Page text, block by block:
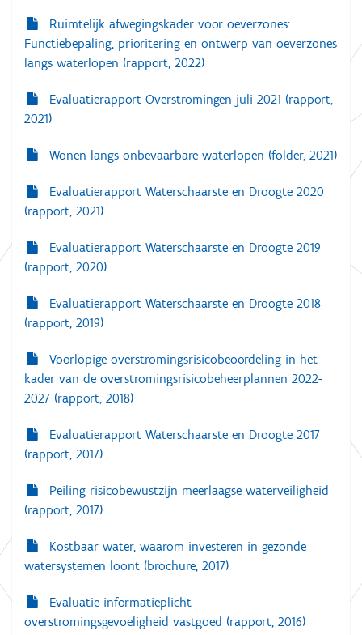
Ruimtelijk afwegingskader voor oeverzones:
Functiebepaling, prioritering en ontwerp van oeverzones
langs waterlopen (rapport, 2022)
Evaluatierapport Overstromingen juli 2021 (rapport,
2021)
Wonen langs onbevaarbare waterlopen (folder, 2021)
Evaluatierapport Waterschaarste en Droogte 2020
(rapport, 2021)
Evaluatierapport Waterschaarste en Droogte 2019
(rapport, 2020)
Evaluatierapport Waterschaarste en Droogte 2018
(rapport, 2019)
Voorlopige overstromingsrisicobeoordeling in het
kader van de overstromingsrisicobeheerplannen 2022-
2027 (rapport, 2018)
Evaluatierapport Waterschaarste en Droogte 2017
(rapport, 2017)
Peiling risicobewustzijn meerlaagse waterveiligheid
(rapport, 2017)
Kostbaar water, waarom investeren in gezonde
watersystemen loont (brochure, 2017)
Evaluatie informatieplicht
overstromingsgevoeligheid vastgoed (rapport, 2016)